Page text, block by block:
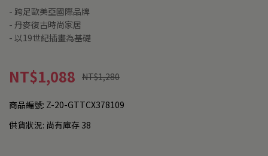
- 跨足歐美亞國際品牌
- 丹麥復古時尚家居
- 以19世紀插畫為基礎
NT$1,088 NT$1,280
商品編號: Z-20-GTTCX378109
供貨狀況: 尚有庫存 38